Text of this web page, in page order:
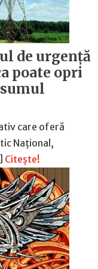
de urgență
poate opri
care oferă
Național,
Citește!